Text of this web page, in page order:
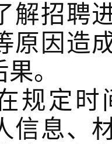
解招聘
原因造
。
规定时
信息、